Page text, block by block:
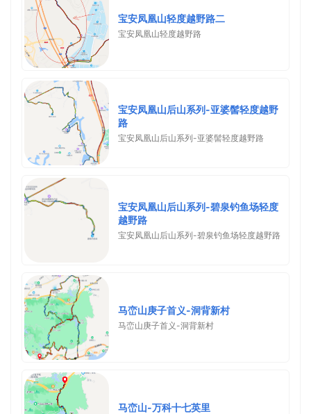
宝安凤凰山轻度越野路二
宝安凤凰山轻度越野路
宝安凤凰山后山系列-亚婆髻轻度越野
路
宝安凤凰山后山系列-亚婆髻轻度越野路
宝安凤凰山后山系列-碧泉钓鱼场轻度
越野路
宝安凤凰山后山系列-碧泉钓鱼场轻度越野路
马峦山庚子首义-洞背新村
马峦山庚子首义-洞背新村
马峦山-万科十七英里